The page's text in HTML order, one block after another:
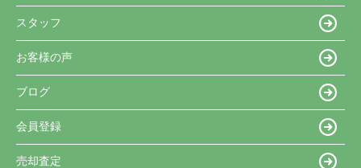
スタッフ
お客様の声
ブログ
会員登録
売却査定